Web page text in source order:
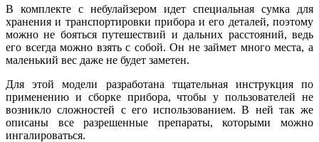
В комплекте с небулайзером идет специальная сумка для
хранения и транспортировки прибора и его деталей, поэтому
можно не бояться путешествий и дальних расстояний, ведь
его всегда можно взять с собой. Он не займет много места, а
маленький вес даже не будет заметен.
Для этой модели разработана тщательная инструкция по
применению и сборке прибора, чтобы у пользователей не
возникло сложностей с его использованием. В ней так же
описаны все разрешенные препараты, которыми можно
ингалироваться.